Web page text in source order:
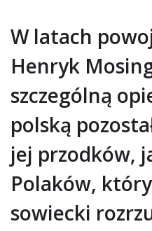
W latach
Henryk
szczególną
polską
jej przodków,
Polaków,
sowiecki